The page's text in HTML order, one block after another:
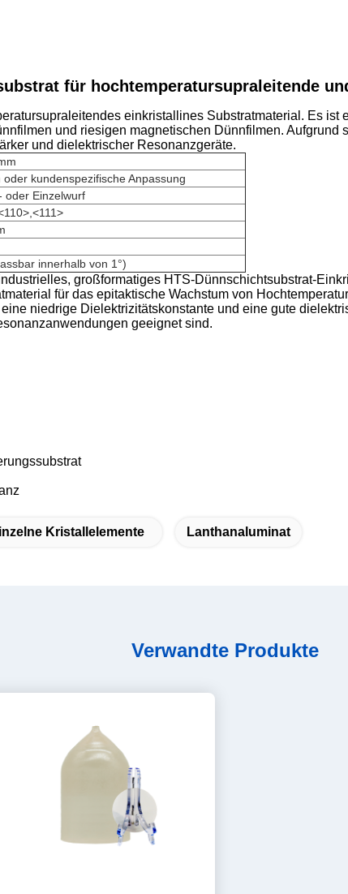
für hochtemperatursupraleitende
einkristallines Substratmaterial. Es
und riesigen magnetischen Dünnfilmen.
und dielektrischer Resonanzgeräte.
oder kundenspezifische Anpassung
oder Einzelwurf
innerhalb von 1°)
großformatiges HTS-Dünnschichtsubstrat-
für das epitaktische Wachstum von
niedrige Dielektrizitätskonstante und eine gute
geeignet sind.
Kristallelemente Lanthanaluminat
Verwandte Produkte